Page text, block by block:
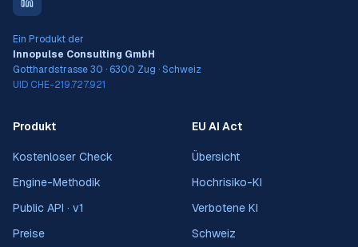
Ein Produkt der
Innopulse Consulting GmbH
Gotthardstrasse 30 · 6300 Zug · Schweiz
UID CHE-219.727.921
Produkt
Kostenloser Check
Engine-Methodik
Public API · v1
Preise
EU AI Act
Übersicht
Hochrisiko-KI
Verbotene KI
Schweiz